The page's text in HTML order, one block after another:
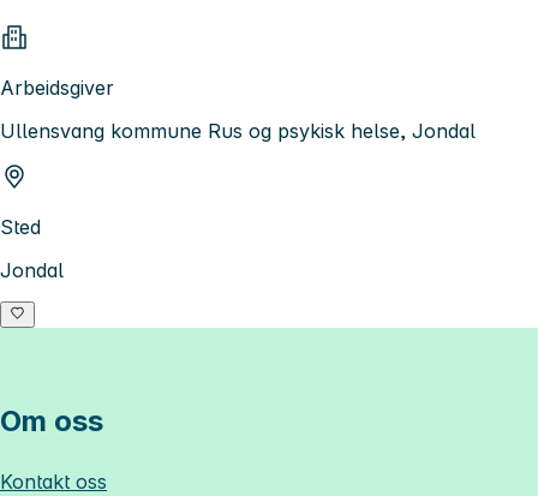
Arbeidsgiver
Ullensvang kommune Rus og psykisk helse, Jondal
Sted
Jondal
Om oss
Kontakt oss